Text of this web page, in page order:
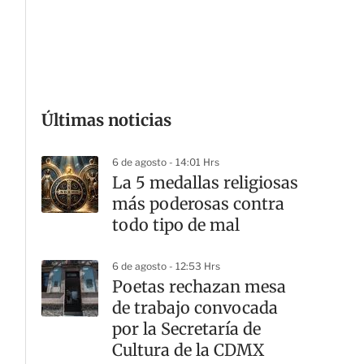
Últimas noticias
6 de agosto - 14:01 Hrs
La 5 medallas religiosas
más poderosas contra
todo tipo de mal
6 de agosto - 12:53 Hrs
Poetas rechazan mesa
de trabajo convocada
por la Secretaría de
Cultura de la CDMX